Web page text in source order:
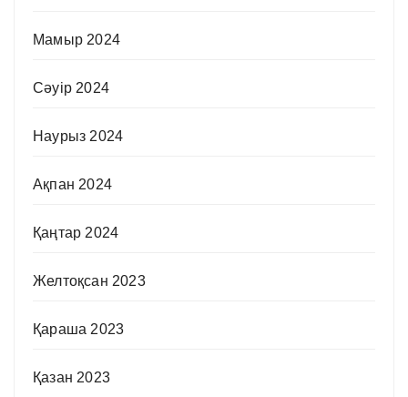
Мамыр 2024
Сәуір 2024
Наурыз 2024
Ақпан 2024
Қаңтар 2024
Желтоқсан 2023
Қараша 2023
Қазан 2023